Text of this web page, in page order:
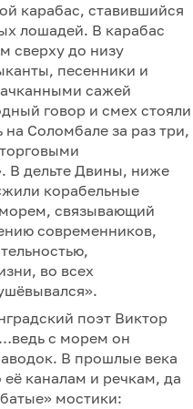
карабас, ставившийся
лошадей. В карабас
сверху до низу
песенники и
сажей
говор и смех стояли
на Соломбале за раз три,
В дельте Двины, ниже
корабельные
связывающий
современников,
во всех
поэт Виктор
с морем он
В прошлые века
каналам и речкам, да
мостики: